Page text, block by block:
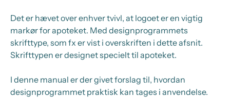
Det er hævet over enhver tvivl, at logoet er en vigtig
markør for apoteket. Med designprogrammets
skrifttype, som fx er vist i overskriften i dette afsnit.
Skrifttypen er designet specielt til apoteket.
I denne manual er der givet forslag til, hvordan
designprogrammet praktisk kan tages i anvendelse.